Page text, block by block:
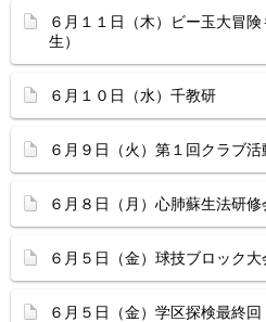
６月１１日（木）ビー玉大冒
生）
６月１０日（水）千教研
６月９日（火）第１回クラブ活
６月８日（月）心肺蘇生法研修
６月５日（金）球技ブロック大
６月５日（金）学区探検最終回